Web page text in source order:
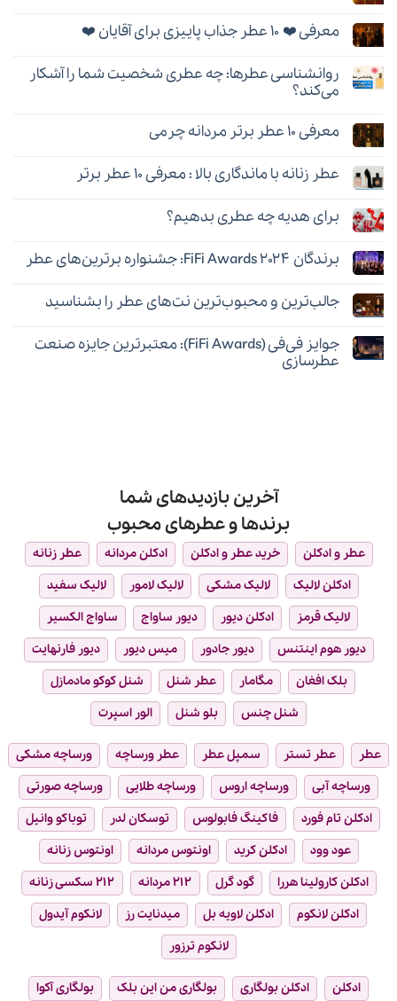
(Thameen)؛
راهنمای
خرید
برای
❤️
عطر
برتر
برای
عاشقانه
❤️
ثبت
نشده
معرفی ❤️ ۱۰ عطر جذاب پاییزی برای آقایان ❤️
برای
معرفی
❤️
جذاب
پاییزی
❤️
ثبت
نشده
روانشناسی عطرها: چه عطری شخصیت شما را آشکار
می‌کند؟
دیدگاهی
برای
روانشناسی
عطری
را
آشکار
ثبت
نشده
معرفی ۱۰ عطر برتر مردانه چرمی
برای
معرفی
برتر
مردانه
ثبت
نشده
عطر زنانه با ماندگاری بالا : معرفی ۱۰ عطر برتر
برای
عطر
ماندگاری
معرفی
۱۰
ثبت
نشده
برای هدیه چه عطری بدهیم؟
برای
برای
عطری
ثبت
نشده
برندگان FiFi Awards ۲۰۲۴: جشنواره برترین‌های عطر
برای
برندگان
۲۰۲۴:
جشنواره
برترین‌های
ثبت
نشده
جالب‌ترین و محبوب‌ترین نت‌های عطر را بشناسید
برای
جالب‌ترین
و
ثبت
نشده
جوایز فی‌فی (FiFi Awards): معتبرترین جایزه صنعت
عطرسازی
آخرین بازدیدهای شما
برندها و عطرهای محبوب
عطر و ادکلن خرید عطر و ادکلن ادکلن مردانه
عطر زنانه
ادکلن لالیک
لالیک مشکی لالیک لامور
لالیک سفید
لالیک قرمز
ادکلن دیور دیور ساواج
ساواج الکسیر
دیور هوم اینتنس
دیور جادور میس دیور
دیور فارنهایت
بلک افغان
مگامار عطر شنل
شنل کوکو مادمازل
شنل چنس
بلو شنل الور اسپرت
عطر عطر تستر سمپل عطر عطر ورساچه
ورساچه مشکی
ورساچه آبی
ورساچه اروس ورساچه طلایی
ورساچه صورتی
ادکلن تام فورد
فاکینگ فابولوس توسکان لدر
توباکو وانیل
عود وود
ادکلن کرید اونتوس مردانه
اونتوس زنانه
ادکلن کارولینا هررا
گود گرل ۲۱۲ مردانه
۲۱۲ سکسی زنانه
ادکلن لانکوم
ادکلن لاویه بل میدنایت رز
لانکوم آیدول
لانکوم ترزور
ادکلن ادکلن بولگاری بولگاری من این بلک
بولگاری آکوا